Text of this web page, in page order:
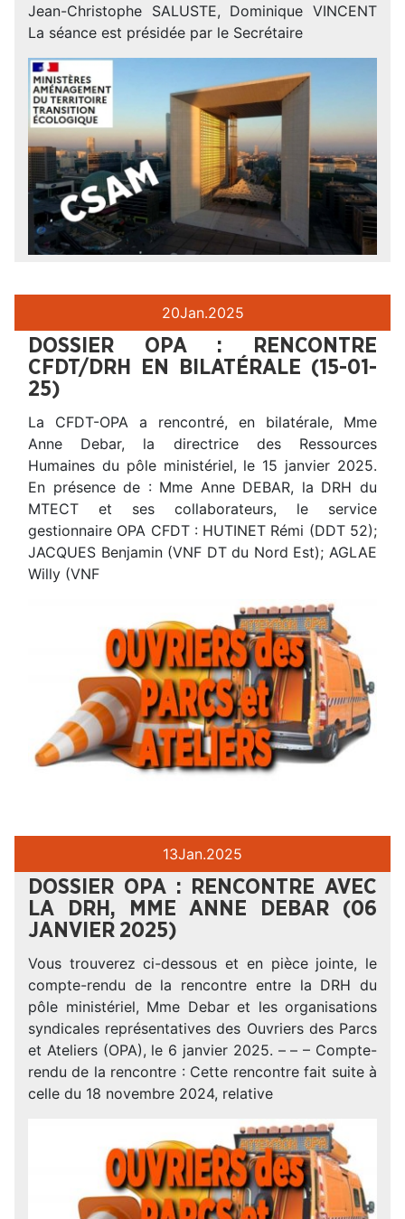
Jean-Christophe SALUSTE, Dominique VINCENT
La séance est présidée par le Secrétaire
20Jan.2025
DOSSIER OPA : RENCONTRE
CFDT/DRH EN BILATÉRALE (15-01-
25)
La CFDT-OPA a rencontré, en bilatérale, Mme
Anne Debar, la directrice des Ressources
Humaines du pôle ministériel, le 15 janvier 2025.
En présence de : Mme Anne DEBAR, la DRH du
MTECT et ses collaborateurs, le service
gestionnaire OPA CFDT : HUTINET Rémi (DDT 52);
JACQUES Benjamin (VNF DT du Nord Est); AGLAE
Willy (VNF
13Jan.2025
DOSSIER OPA : RENCONTRE AVEC
LA DRH, MME ANNE DEBAR (06
JANVIER 2025)
Vous trouverez ci-dessous et en pièce jointe, le
compte-rendu de la rencontre entre la DRH du
pôle ministériel, Mme Debar et les organisations
syndicales représentatives des Ouvriers des Parcs
et Ateliers (OPA), le 6 janvier 2025. – – – Compte-
rendu de la rencontre : Cette rencontre fait suite à
celle du 18 novembre 2024, relative